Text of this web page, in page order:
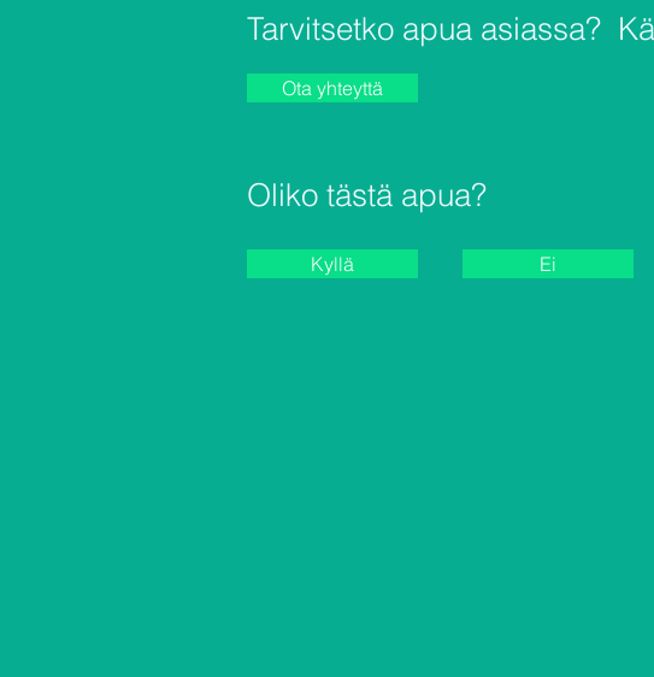
Tarvitsetko apua asiassa?
Ota yhteyttä
Kyllä Ei
Oliko tästä apua?